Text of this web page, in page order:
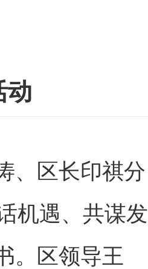
动
、区长印祺分
机遇、共谋发
。区领导王